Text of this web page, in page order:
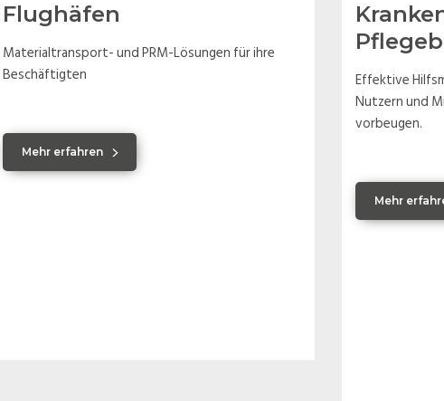
Flughäfen
Materialtransport- und PRM-Lösungen für ihre
Beschäftigten
Mehr erfahren
Effektive
Nutzern und
vorbeugen.
Mehr